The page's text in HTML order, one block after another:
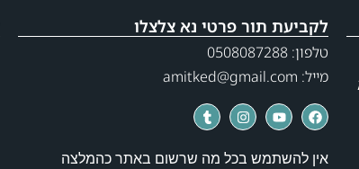
לקביעת תור פרטי נא צלצלו
טלפון: 0508087288
מייל: amitked@gmail.com
אין להשתמש בכל מה שרשום באתר כהמלצה